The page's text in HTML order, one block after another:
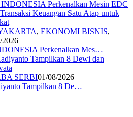
, EKONOMI BISNIS,
2026
Perkenalkan Mes…
SERBI01/08/2026
Tampilkan 8 De…